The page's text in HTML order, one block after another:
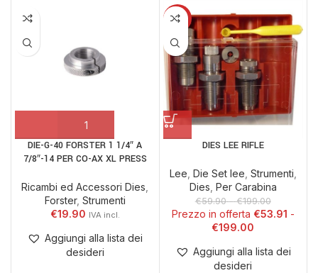
DIE-G-40 FORSTER 1 1/4″ A
7/8″-14 PER CO-AX XL PRESS
Ricambi ed Accessori Dies
Forster, Strumenti
€19.90
Aggiungi alla lista dei
desideri
-16%
DIES LEE RIFLE
Lee Die Set lee Strumenti
Dies Per Carabina
€59.90 - €199.00
€53.91
€199.00
Aggiungi alla lista dei
desideri